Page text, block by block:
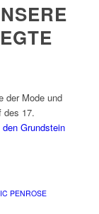
der Mode und
des 17.
Grundstein
PENROSE